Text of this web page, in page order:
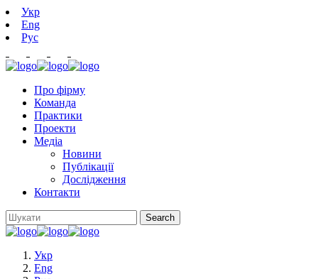
Укр
Eng
Рус
Про фірму
Команда
Практики
Проекти
Медіа
Новини
Публікації
Дослідження
Контакти
Укр
Eng